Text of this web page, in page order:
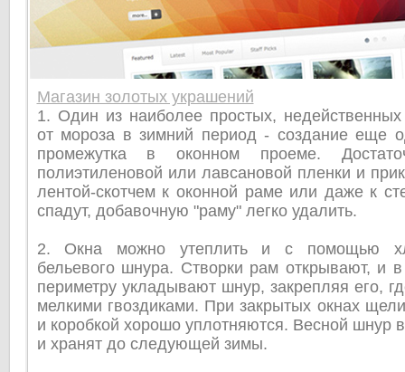
Магазин золотых украшений
1. Один из наиболее простых,
от мороза в зимний период - создание еще
промежутка в оконном проеме.
полиэтиленовой или лавсановой пленки и
лентой-скотчем к оконной раме или даже к
спадут, добавочную "раму" легко удалить.
2. Окна можно утеплить и с помощью
бельевого шнура. Створки рам открывают, и
периметру укладывают шнур, закрепляя его,
мелкими гвоздиками. При закрытых окнах
и коробкой хорошо уплотняются. Весной шнур
и хранят до следующей зимы.